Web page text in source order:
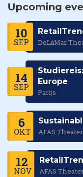
Upcoming
10
SEP DeLaMar
14
SEP
Europe
Parijs
6
OKT AFAS Theater
12
NOV AFAS